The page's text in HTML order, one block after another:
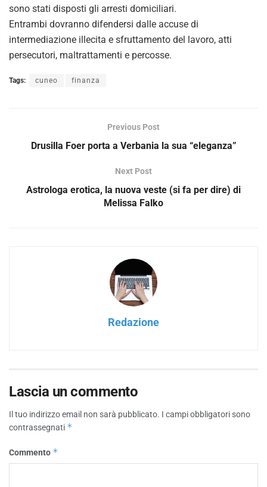
sono stati disposti gli arresti domiciliari.
Entrambi dovranno difendersi dalle accuse di
intermediazione illecita e sfruttamento del lavoro, atti
persecutori, maltrattamenti e percosse.
Tags: cuneo finanza
Previous Post
Drusilla Foer porta a Verbania la sua “eleganza”
Next Post
Astrologa erotica, la nuova veste (si fa per dire) di
Melissa Falko
Redazione
Lascia un commento
Il tuo indirizzo email non sarà pubblicato. I campi obbligatori sono
contrassegnati *
Commento *